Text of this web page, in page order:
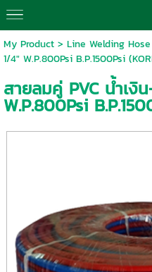
My Product> Line Welding Hose
1/4″ W.P.800Psi B.P.1500Psi
สายลมคู่ PVC น้ำเงิ
W.P.800Psi